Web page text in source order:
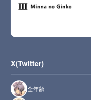
X(Twitter)
全年齢